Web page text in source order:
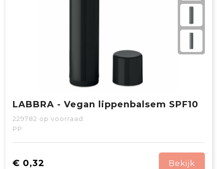
LABBRA - Vegan lippenbalsem SPF10
229782 op voorraad
PP
€ 0,32 Bekijk